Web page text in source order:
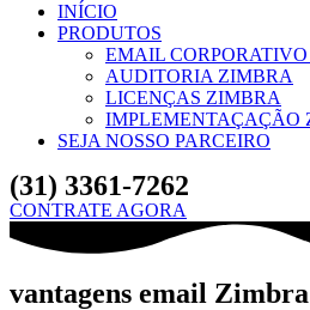
INÍCIO
PRODUTOS
EMAIL
AUDITORIA ZIMBRA
LICENÇAS ZIMBRA
IMPLEMENTAÇAÇÃO
SEJA NOSSO PARCEIRO
(31) 3361-7262
CONTRATE AGORA
vantagens email Zimbra